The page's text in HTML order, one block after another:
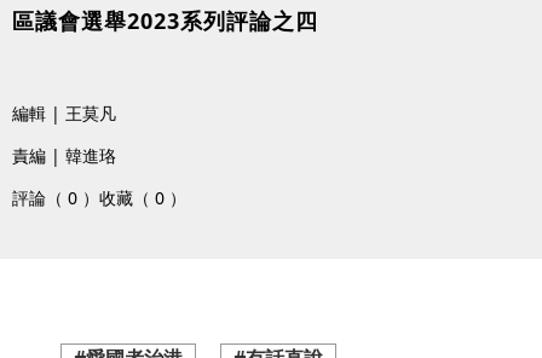
區議會選舉2023系列評論之四
編輯 | 王莫凡
責編 | 韓進珞
評論（ 0 ） 收藏（ 0 ）